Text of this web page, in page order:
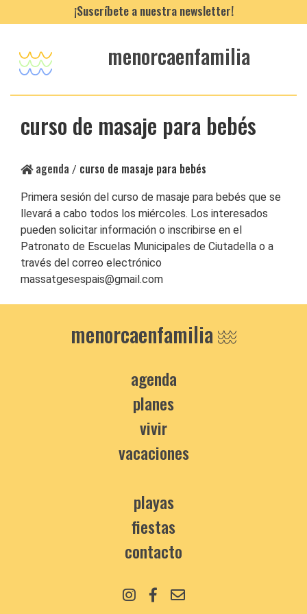
¡Suscríbete a nuestra newsletter!
menorcaenfamilia
curso de masaje para bebés
agenda / curso de masaje para bebés
Primera sesión del curso de masaje para bebés que se
llevará a cabo todos los miércoles. Los interesados
pueden solicitar información o inscribirse en el
Patronato de Escuelas Municipales de Ciutadella o a
través del correo electrónico
massatgesespais@gmail.com
menorcaenfamilia
agenda
planes
vivir
vacaciones
playas
fiestas
contacto